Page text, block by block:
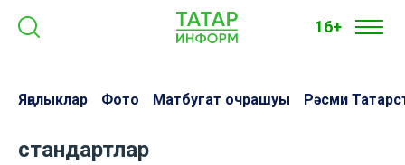
16+
Яңалыклар Фото Матбугат очрашуы Рәсми
стандартлар